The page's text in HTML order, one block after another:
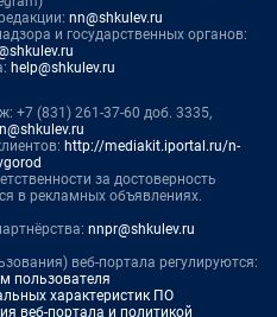
nn@shkulev.ru
и государственных органов:
help@shkulev.ru
+7 (831) 261-37-60 доб. 3335,
http://mediakit.iportal.ru/n-
за достоверность
в рекламных объявлениях.
nnpr@shkulev.ru
веб-портала регулируются:
пользователя
характеристик ПО
веб-портала и политикой